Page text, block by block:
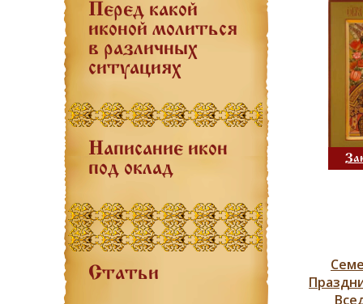
Перед какой
иконой молиться
в различных
ситуациях
Написание икон
под оклад
Статьи